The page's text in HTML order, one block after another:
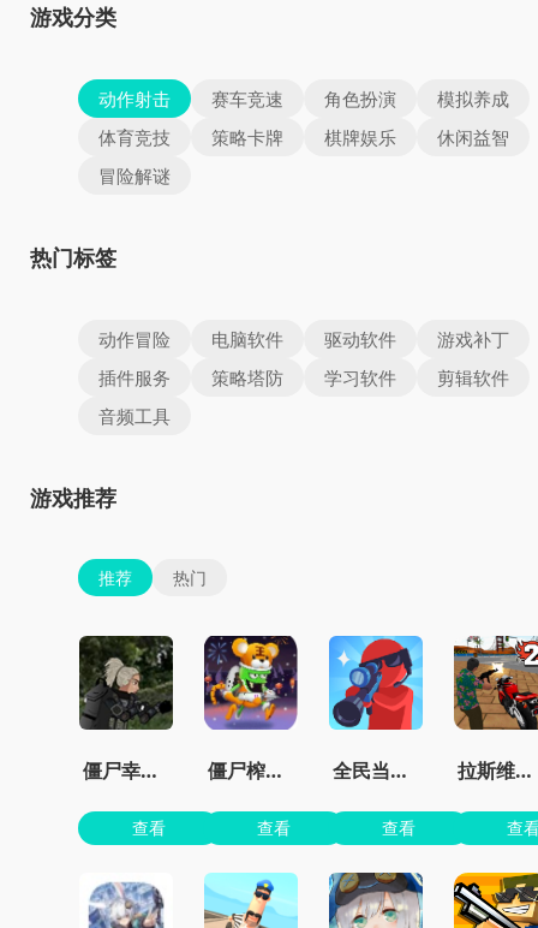
游戏分类
动作射击 赛车竞速 角色扮演
模拟养成
体育竞技
策略卡牌 棋牌娱乐
休闲益智
冒险解谜
热门标签
动作冒险 电脑软件 驱动软件
游戏补丁
插件服务
策略塔防 学习软件
剪辑软件
音频工具
游戏推荐
推荐 热门
僵尸幸存者之城
查看
僵尸榨汁机免费版
查看
全民当枪神
查看
拉斯维加斯无限金币钻石版下载
查